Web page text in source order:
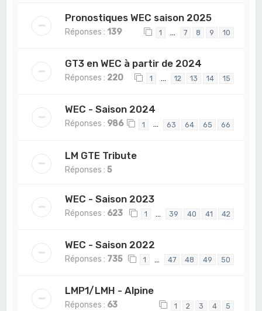
Pronostiques WEC saison 2025
Réponses : 139 1 … 7 8 9 10
GT3 en WEC à partir de 2024
Réponses : 220 1 … 12 13 14 15
WEC - Saison 2024
Réponses : 986 1 … 63 64 65 66
LM GTE Tribute
Réponses :5
WEC - Saison 2023
Réponses : 623 1 … 39 40 41 42
WEC - Saison 2022
Réponses : 735 1 … 47 48 49 50
LMP1/LMH - Alpine
Réponses : 63 1 2 3 4 5